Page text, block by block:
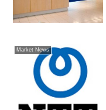
Market News